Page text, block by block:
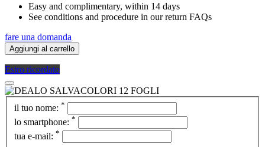
Easy and complimentary, within 14 days
See conditions and procedure in our return FAQs
fare una domanda
Aggiungi al carrello
Estro ricordato
il tuo nome: *
lo smartphone: *
tua e-mail: *